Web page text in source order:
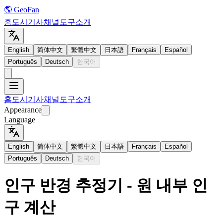
🌎 GeoFan
홈도시 기사채널 도구소개
English 简体中文 繁體中文 日本語 Français
Español
Português
Deutsch 한국어
홈도시 기사채널 도구소개
Appearance
Language
English 简体中文 繁體中文 日本語 Français
Español
Português
Deutsch 한국어
인구 반경 추정기 - 원 내부 인
구 계산